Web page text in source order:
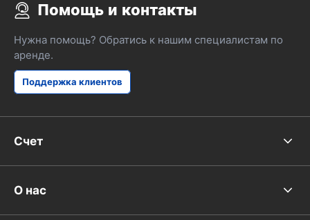
Помощь и контакты
Нужна помощь? Обратись к нашим специалистам по
аренде.
Поддержка клиентов
Счет
О нас